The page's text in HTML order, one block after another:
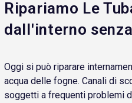
Ripariamo Le
dall'interno
Oggi si può riparare
acqua delle fogne. Canali di
soggetti a frequenti problemi